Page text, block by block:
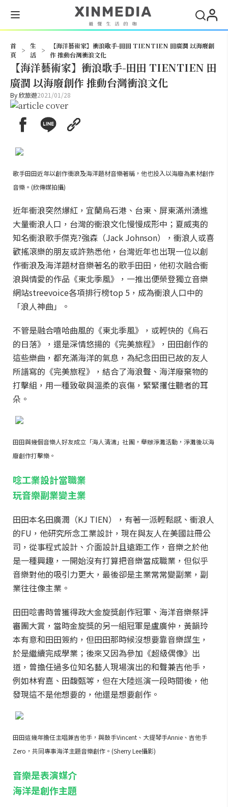
首
頁
>
生
活
>
【海洋藝術家】衝浪歌手-田田 TIENTIEN 田廣潤 以海廢創
作 推動台灣衝浪文化
【海洋藝術家】衝浪歌手-田田 TIENTIEN 田
廣潤 以海廢創作 推動台灣衝浪文化
By欣旅遊2021/01/28
歌手田田近年以創作衝浪及海洋題材音樂著稱，他也投入以海廢為素材創作
音樂。(欣傳媒拍攝)
近年衝浪突然爆紅，宜蘭烏石港、台東、屏東滿州湧進
大量衝浪人口，台灣的衝浪文化慢慢成形中；夏威夷的
知名衝浪歌手傑克?強森（Jack Johnson），衝浪人或喜
歡搖滾樂的朋友或許熟悉他，台灣近年也出現一位以創
作衝浪及海洋題材音樂著名的歌手田田，他初次融合衝
浪與情愛的作品《東北季風》，一推出便榮登獨立音樂
網站streevoice各項排行榜top 5，成為衝浪人口中的
「浪人神曲」。
不管是融合嘻哈曲風的《東北季風》，或輕快的《烏石
的日落》，還是深情悠揚的《完美旅程》，田田創作的
這些樂曲，都充滿海洋的氣息，為紀念田田已故的友人
所譜寫的《完美旅程》，結合了海浪聲、海洋廢棄物的
打擊組，用一種致敬與溫柔的哀傷，緊緊攫住聽者的耳
朵。
田田與幾個音樂人好友成立「海人清濤」社團，舉辦淨灘活動，淨灘後以海
廢創作打擊樂。
唸工業設計當職業
玩音樂副業變主業
田田本名田廣潤（KJ TIEN），有著一派輕鬆感、衝浪人
的FU，他研究所念工業設計，現在與友人在美國註冊公
司，從事程式設計、介面設計且遠距工作，音樂之於他
是一種興趣，一開始沒有打算把音樂當成職業，但似乎
音樂對他的吸引力更大，最後卻是主業常常變副業，副
業往往像主業。
田田唸書時曾獲得政大金旋獎創作冠軍、海洋音樂祭評
審團大賞，當時金旋獎的另一組冠軍是盧廣仲，黃韻玲
本有意和田田簽約，但田田那時候沒想要靠音樂謀生，
於是繼續完成學業；後來又因為參加《超級偶像》出
道，曾擔任過多位知名藝人現場演出的和聲兼吉他手，
例如林宥嘉、田馥甄等，但在大陸巡演一段時間後，他
發現這不是他想要的，他還是想要創作。
田田這幾年擔任主唱兼吉他手，與鼓手Vincent、大提琴手Annie、吉他手
Zero，共同專事海洋主題音樂創作。(Sherry Lee攝影)
音樂是表演媒介
海洋是創作主題